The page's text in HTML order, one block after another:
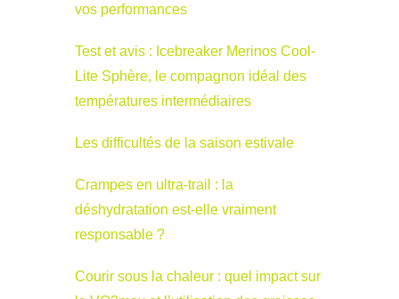
vos performances
Test et avis : Icebreaker Merinos Cool-
Lite Sphère, le compagnon idéal des
températures intermédiaires
Les difficultés de la saison estivale
Crampes en ultra-trail : la
déshydratation est-elle vraiment
responsable ?
Courir sous la chaleur : quel impact sur